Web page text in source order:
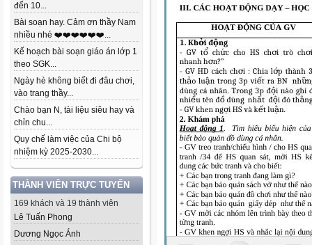
đến 10...
Bài soạn hay. Cảm ơn thầy Nam
nhiều nhé ❤️❤️❤️❤️❤️❤️...
Kế hoạch bài soạn giáo án lớp 1
theo SGK...
Ngày hè không biết đi đâu chơi,
vào trang thầy...
Chào bạn N, tài liệu siêu hay và
chỉn chu...
Quy chế làm việc của Chi bộ
nhiệm kỳ 2025-2030...
THÀNH VIÊN TRỰC TUYẾN
169 khách và 19 thành viên
Lê Tuấn Phong
Dương Ngọc Ánh